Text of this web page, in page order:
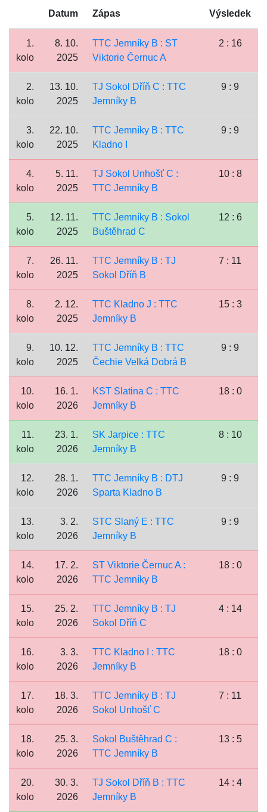
Datum Zápas Výsledek
1.
kolo
8. 10.
2025
TTC Jemníky B : ST
Viktorie Černuc A
2 : 16
2.
kolo
13. 10.
2025
TJ Sokol Dříň C : TTC
Jemníky B
9 : 9
3.
kolo
22. 10.
2025
TTC Jemníky B : TTC
Kladno I
9 : 9
4.
kolo
5. 11.
2025
TJ Sokol Unhošť C :
TTC Jemníky B
10 : 8
5.
kolo
12. 11.
2025
TTC Jemníky B : Sokol
Buštěhrad C
12 : 6
7.
kolo
26. 11.
2025
TTC Jemníky B : TJ
Sokol Dříň B
7 : 11
8.
kolo
2. 12.
2025
TTC Kladno J : TTC
Jemníky B
15 : 3
9.
kolo
10. 12.
2025
TTC Jemníky B : TTC
Čechie Velká Dobrá B
9 : 9
10.
kolo
16. 1.
2026
KST Slatina C : TTC
Jemníky B
18 : 0
11.
kolo
23. 1.
2026
SK Jarpice : TTC
Jemníky B
8 : 10
12.
kolo
28. 1.
2026
TTC Jemníky B : DTJ
Sparta Kladno B
9 : 9
13.
kolo
3. 2.
2026
STC Slaný E : TTC
Jemníky B
9 : 9
14.
kolo
17. 2.
2026
ST Viktorie Černuc A :
TTC Jemníky B
18 : 0
15.
kolo
25. 2.
2026
TTC Jemníky B : TJ
Sokol Dříň C
4 : 14
16.
kolo
3. 3.
2026
TTC Kladno I : TTC
Jemníky B
18 : 0
17.
kolo
18. 3.
2026
TTC Jemníky B : TJ
Sokol Unhošť C
7 : 11
18.
kolo
25. 3.
2026
Sokol Buštěhrad C :
TTC Jemníky B
13 : 5
20.
kolo
30. 3.
2026
TJ Sokol Dříň B : TTC
Jemníky B
14 : 4